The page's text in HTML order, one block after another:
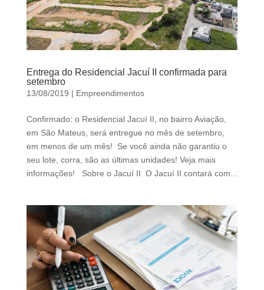
Entrega do Residencial Jacuí II confirmada para
setembro
13/08/2019 | Empreendimentos
Confirmado: o Residencial Jacuí II, no bairro Aviação,
em São Mateus, será entregue no mês de setembro,
em menos de um mês! Se você ainda não garantiu o
seu lote, corra, são as últimas unidades! Veja mais
informações! Sobre o Jacuí II O Jacuí II contará com...